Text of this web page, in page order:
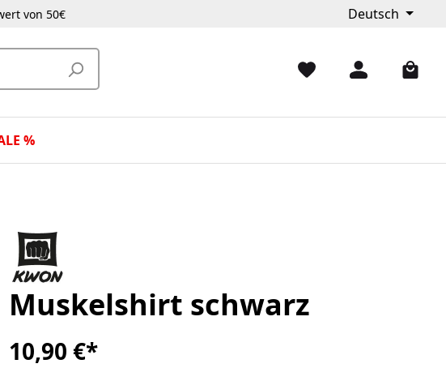
von 50€ Deutsch
%
Muskelshirt schwarz
10,90 €*